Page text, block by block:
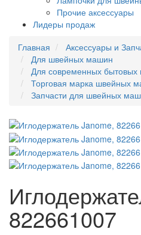
Прочие аксессуары
Лидеры продаж
Главная
Аксессуары и
Для швейных машин
Для современных
Торговая марка швейных
Запчасти для швейных
822661007